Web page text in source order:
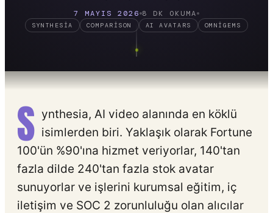
7 MAYIS 2026 8 DK OKUMA
SYNTHESIA COMPARISON AI AVATARS OMNIGEMS
S ynthesia, AI video alanında en köklü
isimlerden biri. Yaklaşık olarak Fortune
100'ün %90'ına hizmet veriyorlar, 140'tan
fazla dilde 240'tan fazla stok avatar
sunuyorlar ve işlerini kurumsal eğitim, iç
iletişim ve SOC 2 zorunluluğu olan alıcılar